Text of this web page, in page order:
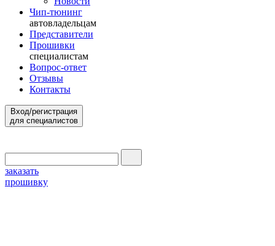
Чип-тюнинг
автовладельцам
Представители
Прошивки
специалистам
Вопрос-ответ
Отзывы
Контакты
Вход/регистрация
для специалистов
заказать
прошивку